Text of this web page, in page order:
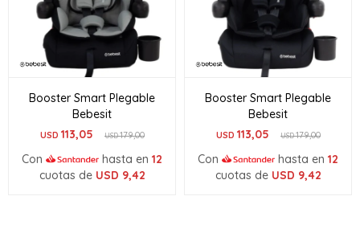
Booster Smart Plegable
Bebesit
USD 113,05 USD179,00
Con hasta en 12
cuotas de USD 9,42
Booster Smart Plegable
Bebesit
USD 113,05 USD179,00
Con hasta en 12
cuotas de USD 9,42